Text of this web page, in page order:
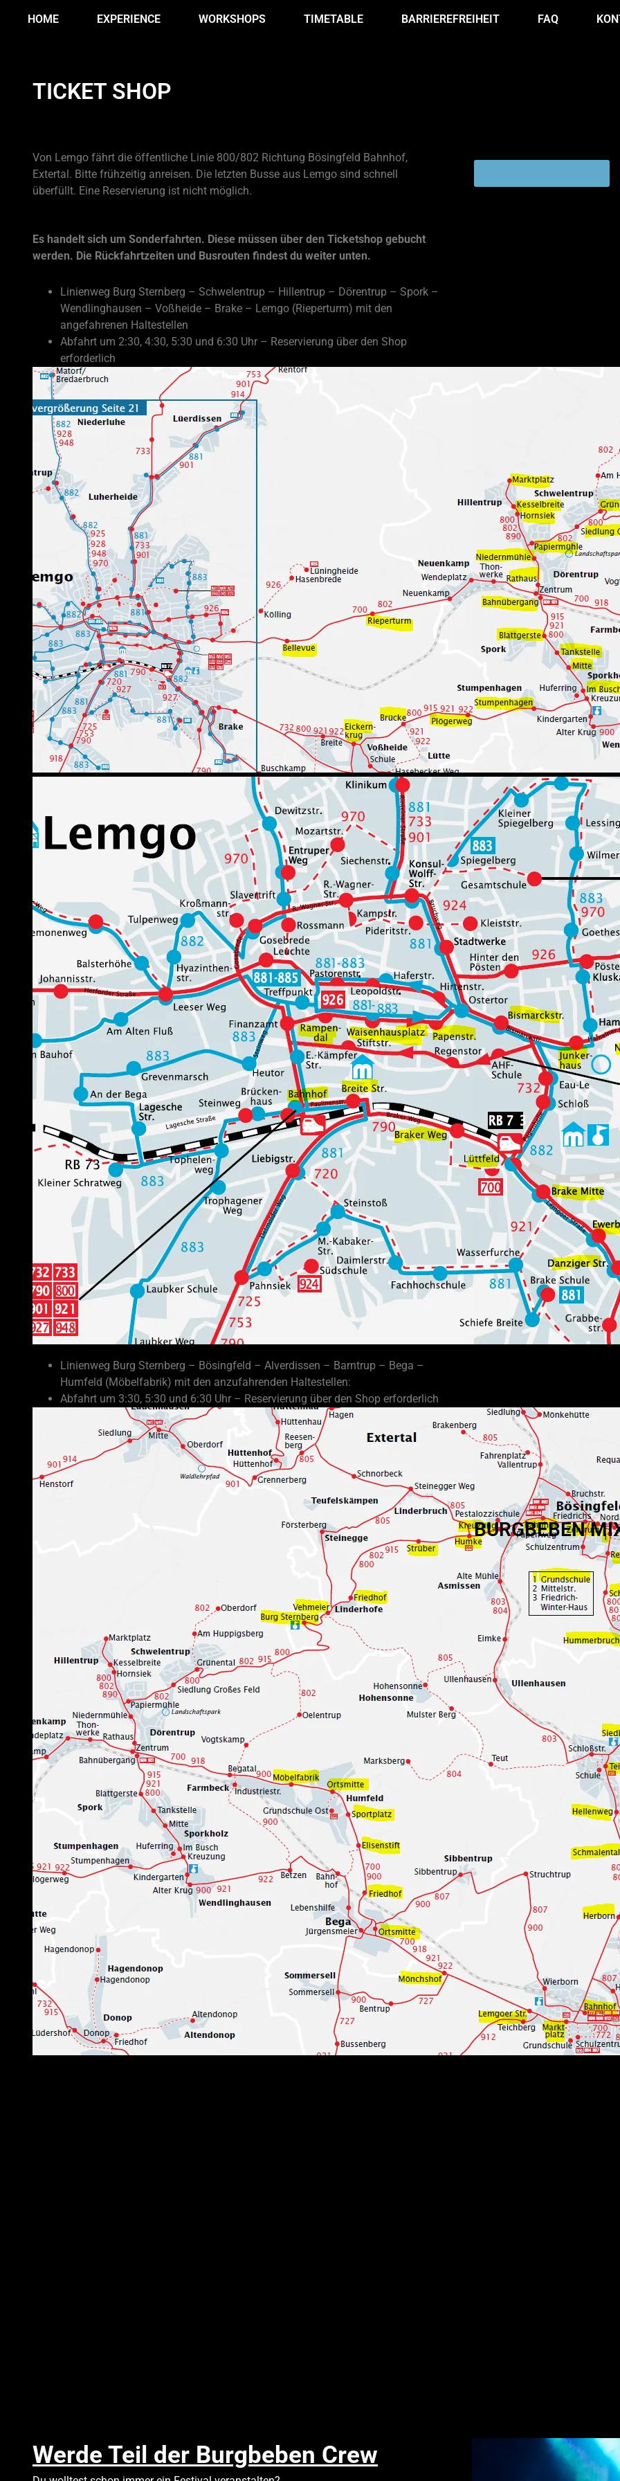
HOME EXPERIENCE WORKSHOPS TIMETABLE BARRIEREFREIHEIT FAQ
TICKET SHOP
Von Lemgo fährt die öffentliche Linie 800/802 Richtung Bösingfeld Bahnhof,
Extertal. Bitte frühzeitig anreisen. Die letzten Busse aus Lemgo sind schnell
überfüllt. Eine Reservierung ist nicht möglich.
Es handelt sich um Sonderfahrten. Diese müssen über den Ticketshop gebucht
werden. Die Rückfahrtzeiten und Busrouten findest du weiter unten.
Linienweg Burg Sternberg – Schwelentrup – Hillentrup – Dörentrup – Spork –
Wendlinghausen – Voßheide – Brake – Lemgo (Rieperturm) mit den
angefahrenen Haltestellen
Abfahrt um 2:30, 4:30, 5:30 und 6:30 Uhr – Reservierung über den Shop
erforderlich
Linienweg Burg Sternberg – Bösingfeld – Alverdissen – Barntrup – Bega –
Humfeld (Möbelfabrik) mit den anzufahrenden Haltestellen:
Abfahrt um 3:30, 5:30 und 6:30 Uhr – Reservierung über den Shop erforderlich
BURGBEBEN
Werde Teil der Burgbeben Crew